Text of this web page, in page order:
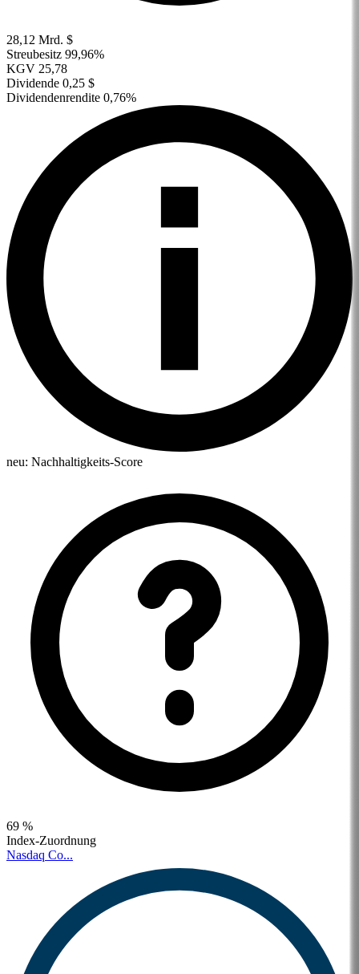
28,12 Mrd. $
Streubesitz 99,96%
KGV 25,78
Dividende 0,25 $
Dividendenrendite 0,76%
neu: Nachhaltigkeits-Score
69 %
Index-Zuordnung
Nasdaq Co...